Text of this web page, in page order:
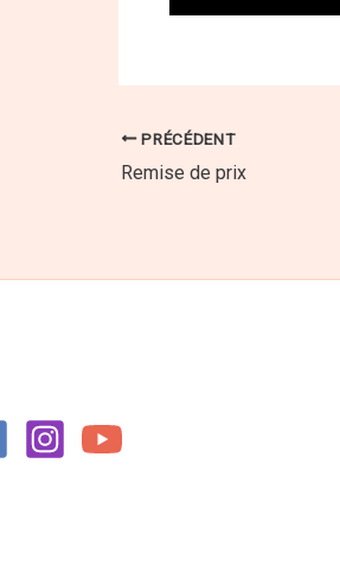
PRÉCÉDENT
Remise de prix